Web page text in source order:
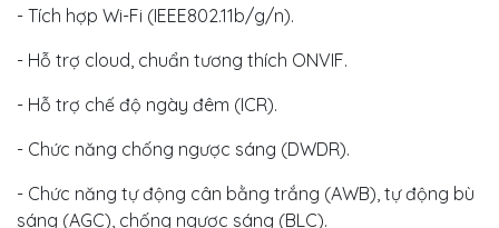
- Tích hợp Wi-Fi (IEEE802.11b/g/n).
- Hỗ trợ cloud, chuẩn tương thích ONVIF.
- Hỗ trợ chế độ ngày đêm (ICR).
- Chức năng chống ngược sáng (DWDR).
- Chức năng tự động cân bằng trắng (AWB), tự động bù
sáng (AGC), chống ngược sáng (BLC).